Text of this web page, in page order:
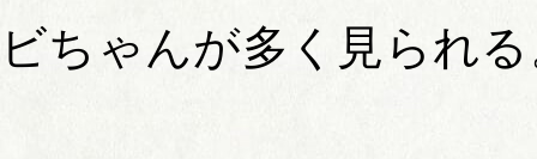
ビちゃんが多く見られ